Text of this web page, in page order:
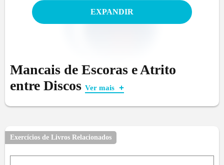
No entanto, essas duas forças não vão ser colineares,
ou seja, não estão alinhadas. Pelo contrário, a força
EXPANDIR
Mancais de Escoras e Atrito
entre Discos Ver mais
Exercícios de Livros Relacionados